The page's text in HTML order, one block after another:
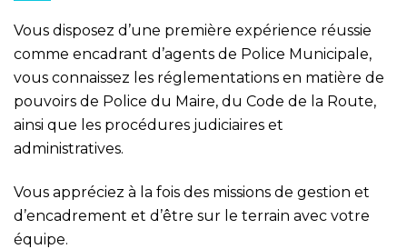
Vous disposez d’une première expérience réussie
comme encadrant d’agents de Police Municipale,
vous connaissez les réglementations en matière de
pouvoirs de Police du Maire, du Code de la Route,
ainsi que les procédures judiciaires et
administratives.
Vous appréciez à la fois des missions de gestion et
d’encadrement et d’être sur le terrain avec votre
équipe.